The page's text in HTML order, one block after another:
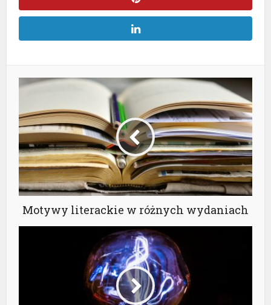
Motywy literackie w różnych wydaniach